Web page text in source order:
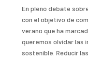
En pleno debate
con el objetivo de
verano que ha
queremos olvidar las
sostenible. Reducir